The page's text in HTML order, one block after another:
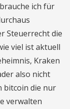
ich für
Steuerrecht die
viel ist aktuell
Kraken
also nicht
bitcoin die nur
verwalten